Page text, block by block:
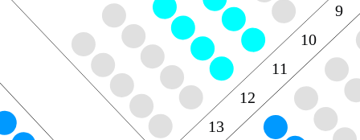
9
10
11
12
13